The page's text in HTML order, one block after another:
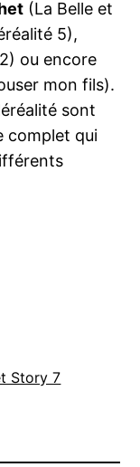
(La Belle et
5),
ou encore
mon fils).
sont
complet qui
Story 7